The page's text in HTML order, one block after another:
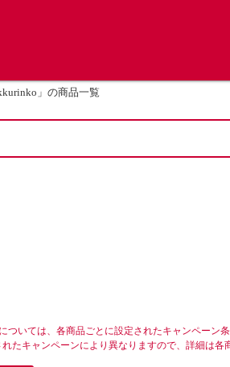
」の商品一覧
ついては、各商品ごとに設定されたキャンペーン
たキャンペーンにより異なりますので、詳細は各